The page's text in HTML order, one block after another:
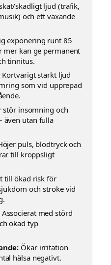
skadligt ljud (trafik,
och ett växande
exponering runt 85
mer kan ge permanent
tinnitus.
Kortvarigt starkt ljud
som vid upprepad
stör insomning och
även utan fulla
puls, blodtryck och
till kroppsligt
till ökad risk för
och stroke vid
Associerat med störd
ökad typ
Ökar irritation
hälsa negativt.